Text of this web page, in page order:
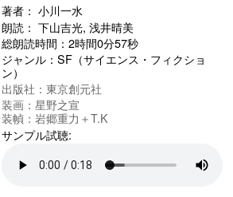
著者： 小川一水
朗読： 下山吉光, 浅井晴美
総朗読時間：2時間0分57秒
ジャンル： SF（サイエンス・フィクショ
ン）
出版社：東京創元社
装画：星野之宣
装幀：岩郷重力＋T.K
サンプル試聴: